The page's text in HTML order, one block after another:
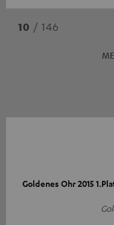
10 / 146
Goldenes Ohr 2015